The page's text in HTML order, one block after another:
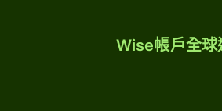
Wise帳戶全球